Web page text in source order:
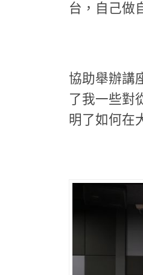
台，自己做
協助舉辦講
了我一些對
明了如何在